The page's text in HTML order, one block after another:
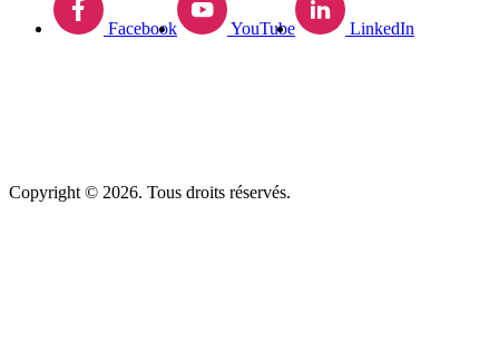
Facebook YouTube LinkedIn
Copyright © 2026. Tous droits réservés.